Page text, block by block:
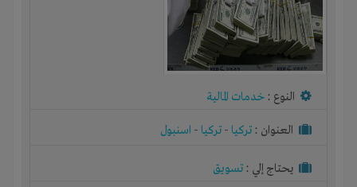
النوع : خدمات المالية
العنوان : تركيا - تركيا - اسنبول
يحتاج إلي : تسويق